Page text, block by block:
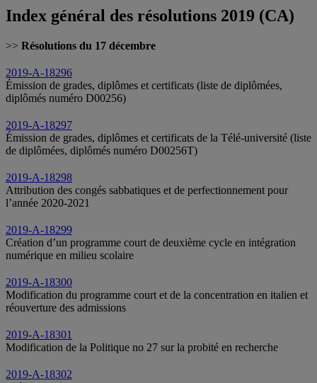
Index général des résolutions 2019 (CA)
>> Résolutions du 17 décembre
2019-A-18296
Émission de grades, diplômes et certificats (liste de diplômées,
diplômés numéro D00256)
2019-A-18297
Émission de grades, diplômes et certificats de la Télé-université (liste
de diplômées, diplômés numéro D00256T)
2019-A-18298
Attribution des congés sabbatiques et de perfectionnement pour
l’année 2020-2021
2019-A-18299
Création d’un programme court de deuxième cycle en intégration
numérique en milieu scolaire
2019-A-18300
Modification du programme court et de la concentration en italien et
réouverture des admissions
2019-A-18301
Modification de la Politique no 27 sur la probité en recherche
2019-A-18302